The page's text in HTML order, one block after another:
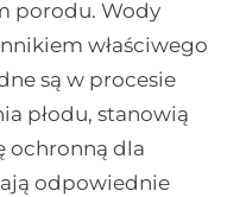
porodu. Wody
właściwego
są w procesie
płodu, stanowią
ochronną dla
odpowiednie